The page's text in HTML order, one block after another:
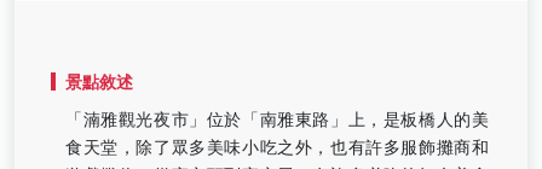
景點敘述
「湳雅觀光夜市」位於「南雅東路」上，是板橋人的美
食天堂，除了眾多美味小吃之外，也有許多服飾攤商和